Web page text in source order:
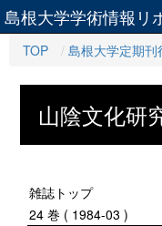
島根大学学術情報リ
TOP 島根大学定期刊
山陰文化研
雑誌トップ
24 巻 ( 1984-03 )